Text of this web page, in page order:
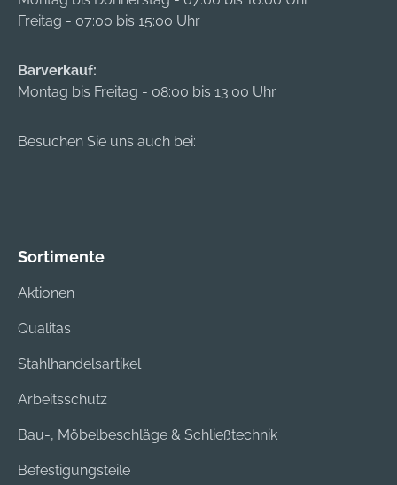
Freitag - 07:00 bis 15:00 Uhr
Barverkauf:
Montag bis Freitag - 08:00 bis 13:00 Uhr
Besuchen Sie uns auch bei:
Sortimente
Aktionen
Qualitas
Stahlhandelsartikel
Arbeitsschutz
Bau-, Möbelbeschläge & Schließtechnik
Befestigungsteile